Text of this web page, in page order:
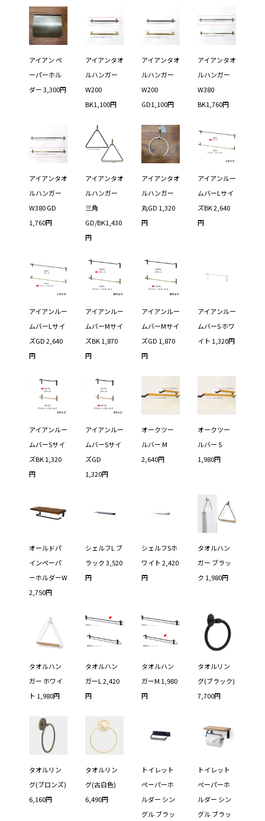
アイアン ペ
ーパーホル
ダー 3,300円
アイアンタオ
ルハンガー
W200
BK1,100円
アイアンタオ
ルハンガー
W200
GD1,100円
アイアンタオ
ルハンガー
W380
BK1,760円
アイアンタオ
ルハンガー
W380 GD
1,760円
アイアンタオ
ルハンガー
三角
GD/BK1,430
円
アイアンタオ
ルハンガー
丸GD 1,320
円
アイアンルー
ムバーLサイ
ズBK 2,640
円
アイアンルー
ムバーLサイ
ズGD 2,640
円
アイアンルー
ムバーMサイ
ズBK 1,870
円
アイアンルー
ムバーMサイ
ズGD 1,870
円
アイアンルー
ムバーS ホワ
イト 1,320円
アイアンルー
ムバーSサイ
ズBK 1,320
円
アイアンルー
ムバーSサイ
ズGD
1,320円
オークツー
ルバー M
2,640円
オークツー
ルバー S
1,980円
オールドパ
インペーパ
ーホルダーW
2,750円
シェルフL ブ
ラック 3,520
円
シェルフSホ
ワイト 2,420
円
タオルハン
ガー ブラッ
ク 1,980円
タオルハン
ガー ホワイ
ト 1,980円
タオルハン
ガーL 2,420
円
タオルハン
ガーM 1,980
円
タオルリン
グ(ブラック)
7,700円
タオルリン
グ(ブロンズ)
6,160円
タオルリン
グ(古白色)
6,490円
トイレット
ペーパーホ
ルダー シン
グル ブラッ
トイレット
ペーパーホ
ルダー シン
グル ブラッ